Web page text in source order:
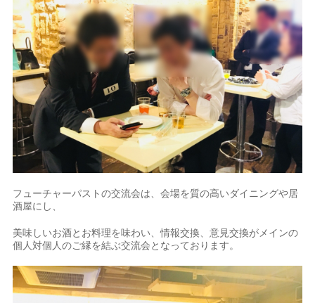
フューチャーパストの交流会は、会場を質の高いダイニングや居
酒屋にし、
美味しいお酒とお料理を味わい、情報交換、意見交換がメインの
個人対個人のご縁を結ぶ交流会となっております。